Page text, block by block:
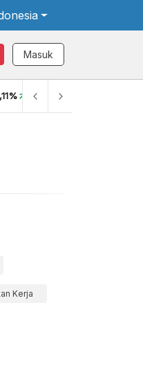
Masuk
(YOY) (Q1)5,61%
Kerja